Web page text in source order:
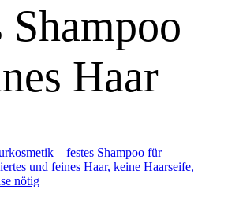
Shampoo
Haar